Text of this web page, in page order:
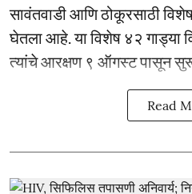
सावंतवाडी आणि ठोकूरसाठी विशेष
घेतला आहे. या विशेष ४२ गाड्या
त्यांचे आरक्षण ९ ऑगस्ट पासून
Read